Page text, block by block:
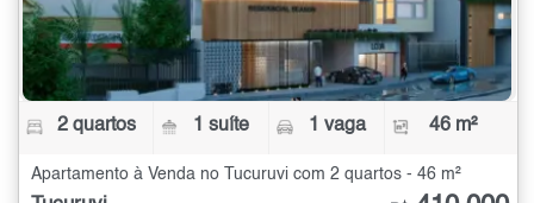
2 quartos 1 suíte 1 vaga 46 m²
Apartamento à Venda no Tucuruvi com 2 quartos - 46 m²